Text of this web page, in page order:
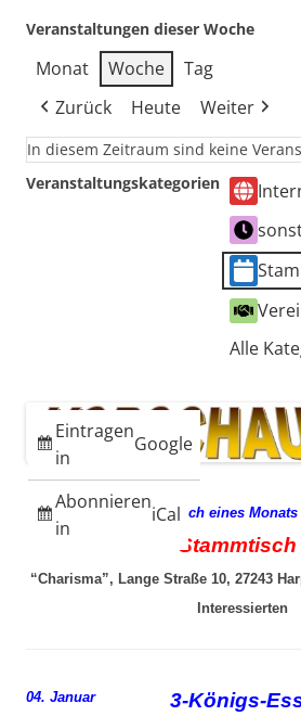
Veranstaltungen dieser Woche
Monat Woche
Tag
Zurück
Heute Weiter
In diesem Zeitraum sind keine
Veranstaltungskategorien
Alle
Eintragen
in
Google
Abonnieren
in
iCal
jeden 3. Mittwoch eines Monats
Stammtisch
“Charisma”, Lange Straße 10, 27243
Interessierten
04. Januar
3-Königs-